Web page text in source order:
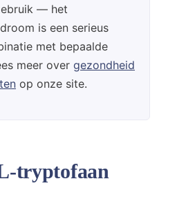
— het
is een serieus
met bepaalde
meer over gezondheid
op onze site.
tryptofaan